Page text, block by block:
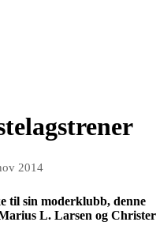
2014
til sin moderklubb, denne
L. Larsen og Christer